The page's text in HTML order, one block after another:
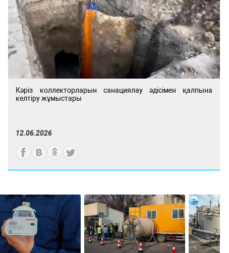
Кәріз коллекторларын санациялау әдісімен қалпына
келтіру жұмыстары
12.06.2026